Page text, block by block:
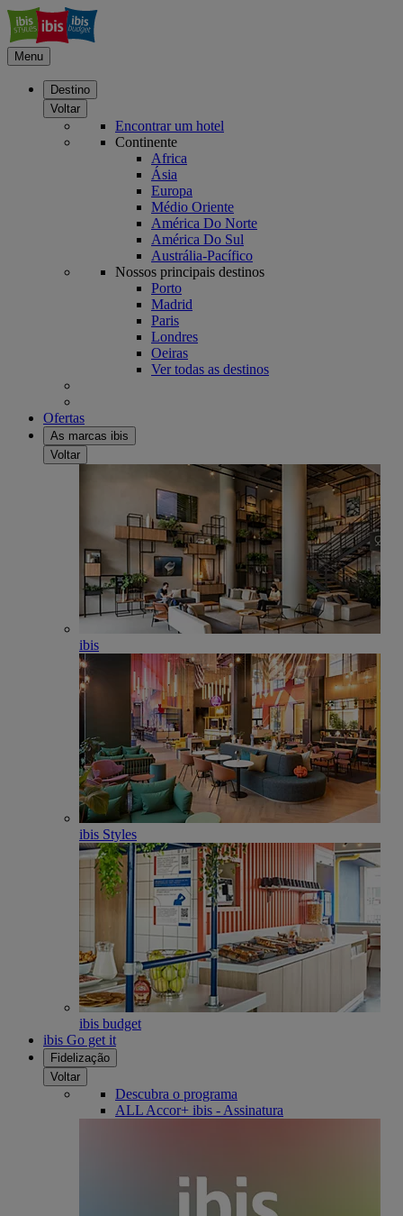
Menu
Destino
Voltar
Encontrar um hotel
Continente
Africa
Ásia
Europa
Médio Oriente
América Do Norte
América Do Sul
Austrália-Pacífico
Nossos principais destinos
Porto
Madrid
Paris
Londres
Oeiras
Ver todas as destinos
Ofertas
As marcas ibis
Voltar
ibis
ibis Styles
ibis budget
ibis Go get it
Fidelização
Voltar
Descubra o programa
ALL Accor+ ibis - Assinatura